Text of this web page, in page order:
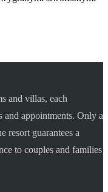
and villas, each
appointments. Only a
resort guarantees a
to couples and families